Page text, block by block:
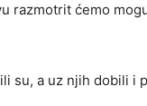
razmotrit ćemo
su, a uz njih dobili i